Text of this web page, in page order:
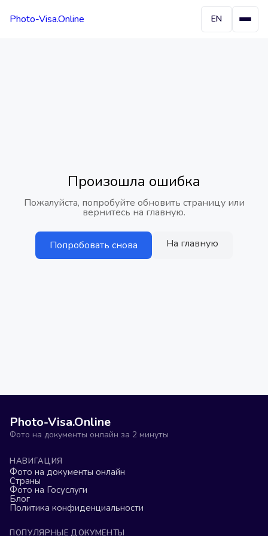
Photo-Visa.Online EN
Произошла ошибка
Пожалуйста, попробуйте обновить страницу или
вернитесь на главную.
Попробовать снова На главную
Photo-Visa.Online
Фото на документы онлайн за 2 минуты
НАВИГАЦИЯ
Фото на документы онлайн
Страны
Фото на Госуслуги
Блог
Политика конфиденциальности
ПОПУЛЯРНЫЕ ДОКУМЕНТЫ